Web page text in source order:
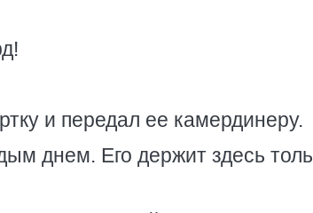
и передал ее камердинеру.
днем. Его держит здесь